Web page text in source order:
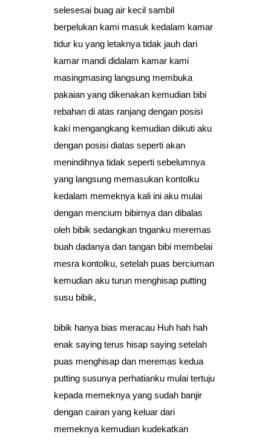
selesesai buag air kecil sambil
berpelukan kami masuk kedalam kamar
tidur ku yang letaknya tidak jauh dari
kamar mandi didalam kamar kami
masingmasing langsung membuka
pakaian yang dikenakan kemudian bibi
rebahan di atas ranjang dengan posisi
kaki mengangkang kemudian diikuti aku
dengan posisi diatas seperti akan
menindihnya tidak seperti sebelumnya
yang langsung memasukan kontolku
kedalam memeknya kali ini aku mulai
dengan mencium bibirnya dan dibalas
oleh bibik sedangkan tnganku meremas
buah dadanya dan tangan bibi membelai
mesra kontolku, setelah puas berciuman
kemudian aku turun menghisap putting
susu bibik,
bibik hanya bias meracau Huh hah hah
enak saying terus hisap saying setelah
puas menghisap dan meremas kedua
putting susunya perhatianku mulai tertuju
kepada memeknya yang sudah banjir
dengan cairan yang keluar dari
memeknya kemudian kudekatkan